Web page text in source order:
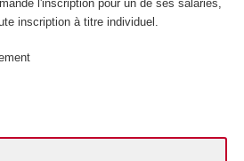
l'inscription pour un de ses salariés,
inscription à titre individuel.